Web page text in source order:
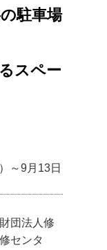
駐車場
スペー
～9月13日
団法人修
センタ